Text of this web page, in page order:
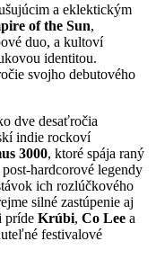
a eklektickým
of the Sun,
duo, a kultoví
identitou.
svojho debutového
dve desaťročia
indie rockoví
3000, ktoré spája raný
hardcorové legendy
ich rozlúčkového
silné zastúpenie aj
príde Krúbi, Co Lee a
festivalové